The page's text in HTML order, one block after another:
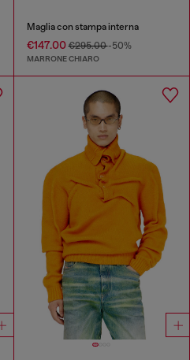
Maglia con stampa interna
€147.00€295.00-50%
MARRONE CHIARO